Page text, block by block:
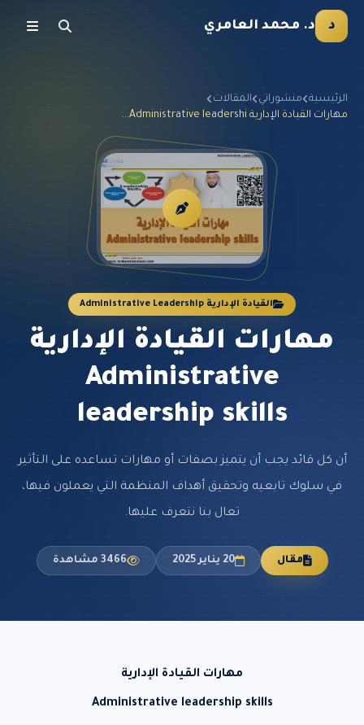
د د. محمد العامري
الرئيسية منشوراتي
المقالات
مهارات القيادة الإدارية Administrative leadershi...
القيادة الإدارية Administrative Leadership
مهارات القيادة الإدارية
Administrative
leadership skills
أن كل قائد يجب أن يتميز بصفات أو مهارات تساعده على التأثير
في سلوك تابعيه وتحقيق أهداف المنظمة التي يعملون فيها،
تعال بنا نتعرف عليها.
مقال 20 يناير 2025 3466 مشاهدة
مهارات القيادة الإدارية
Administrative leadership skills